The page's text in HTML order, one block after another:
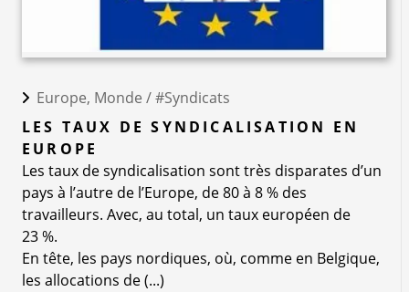
Europe, Monde /#Syndicats
LES TAUX DE SYNDICALISATION EN
EUROPE
Les taux de syndicalisation sont très disparates d’un
pays à l’autre de l’Europe, de 80 à 8 % des
travailleurs. Avec, au total, un taux européen de
23 %.
En tête, les pays nordiques, où, comme en Belgique,
les allocations de (...)